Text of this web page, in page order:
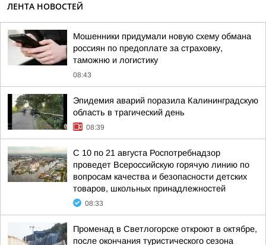
ЛЕНТА НОВОСТЕЙ
Мошенники придумали новую схему обмана
россиян по предоплате за страховку,
таможню и логистику
08:43
Эпидемия аварий поразила Калининградскую
область в трагический день
08:39
С 10 по 21 августа Роспотребнадзор
проведет Всероссийскую горячую линию по
вопросам качества и безопасности детских
товаров, школьных принадлежностей
08:33
Променад в Светлогорске откроют в октябре,
после окончания туристического сезона